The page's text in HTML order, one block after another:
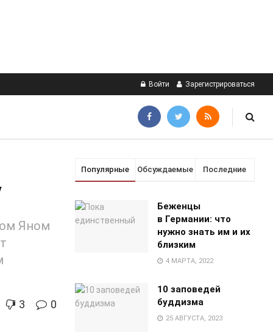
Войти Зарегистрироваться
Яном
3 0
Популярные Обсуждаемые Последние
Беженцы
в Германии: что
нужно знать им и их
близким
4 МАРТА, 2022
10 заповедей
буддизма
25 АВГУСТА, 2023